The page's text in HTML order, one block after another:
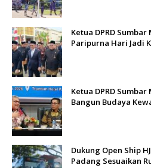
Ketua DPRD
Paripurna Hari Jadi
Ketua DPRD
Bangun Budaya
Dukung Open Ship
Padang Sesuaikan